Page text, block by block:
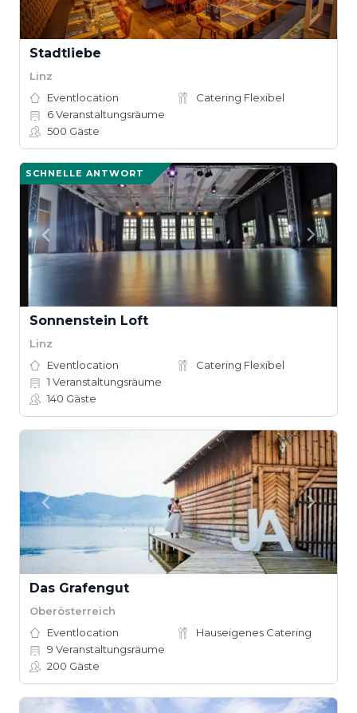
Stadtliebe
Linz
Eventlocation
Catering Flexibel
6Veranstaltungsräume
500 Gäste
SCHNELLE ANTWORT
Sonnenstein Loft
Linz
Eventlocation
Catering Flexibel
1 Veranstaltungsräume
140 Gäste
Das Grafengut
Oberösterreich
Eventlocation
Hauseigenes Catering
9 Veranstaltungsräume
200 Gäste